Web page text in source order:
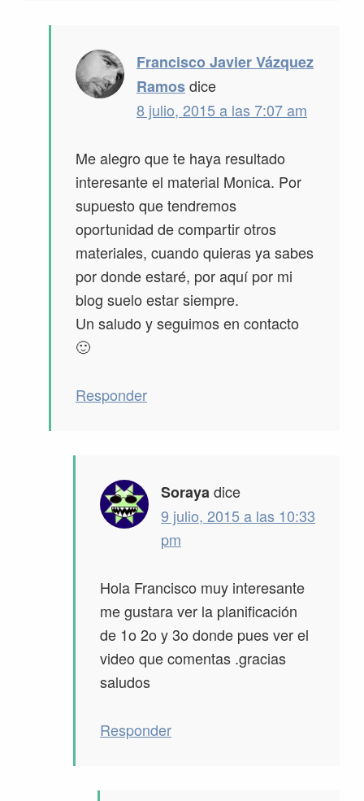
Francisco Javier Vázquez
Ramosdice
8 julio, 2015 a las 7:07 am
Me alegro que te haya resultado
interesante el material Monica. Por
supuesto que tendremos
oportunidad de compartir otros
materiales, cuando quieras ya sabes
por donde estaré, por aquí por mi
blog suelo estar siempre.
Un saludo y seguimos en contacto
🙂
Responder
Sorayadice
9 julio, 2015 a las 10:33
pm
Hola Francisco muy interesante
me gustara ver la planificación
de 1o 2o y 3o donde pues ver el
video que comentas .gracias
saludos
Responder